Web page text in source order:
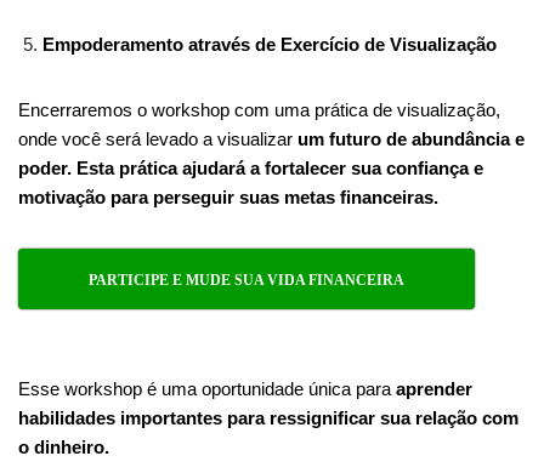
Empoderamento através de Exercício de Visualização
Encerraremos o workshop com uma prática de visualização,
onde você será levado a visualizar um futuro de abundância e
poder. Esta prática ajudará a fortalecer sua confiança e
motivação para perseguir suas metas financeiras.
PARTICIPE E MUDE SUA VIDA FINANCEIRA
Esse workshop é uma oportunidade única para aprender
habilidades importantes para ressignificar sua relação com
o dinheiro.